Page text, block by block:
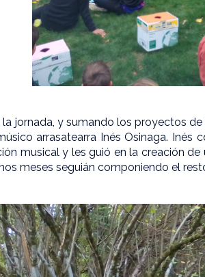
la jornada, y sumando los proyectos
arrasatearra Inés Osinaga.
musical y les guió en la creación
meses seguián componiendo el